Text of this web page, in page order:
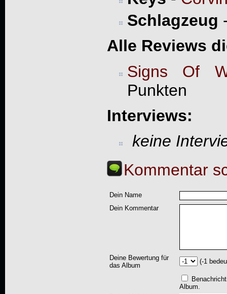
Schlagzeug
Alle Reviews
Signs Of
Punkten
Interviews:
keine
Kommentar
Dein Name
Dein Kommentar
Deine Bewertung für
das Album
(-1
Album.